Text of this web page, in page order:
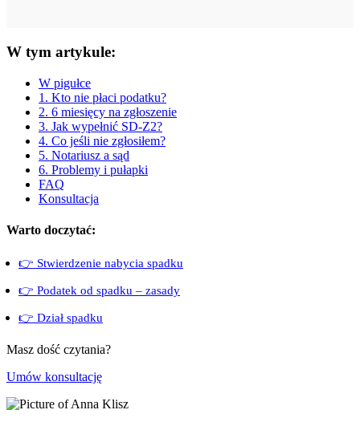
W tym artykule:
W pigułce
1. Kto nie płaci podatku?
2. 6 miesięcy na zgłoszenie
3. Jak wypełnić SD-Z2?
4. Co jeśli nie zgłosiłem?
5. Notariusz a sąd
6. Problemy i pułapki
FAQ
Konsultacja
Warto doczytać:
👉 Stwierdzenie nabycia spadku
👉 Podatek od spadku – zasady
👉 Dział spadku
Masz dość czytania?
Umów konsultację